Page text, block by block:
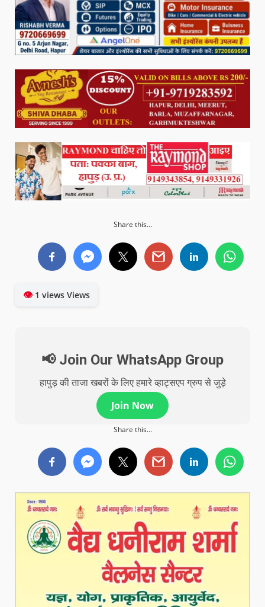
Share this...
👁1 views Views
📢 Join Our WhatsApp Group
हापुड़ की ताजा खबरों के लिए हमारे व्हाट्सएप ग्रुप से जुड़े
Join Now
Share this...